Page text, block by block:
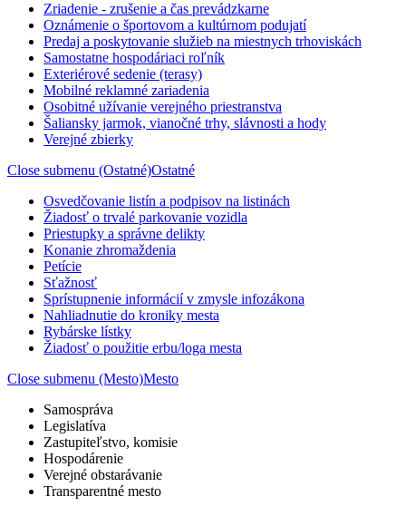
Zriadenie - zrušenie a čas prevádzkarne
Oznámenie o športovom a kultúrnom podujatí
Predaj a poskytovanie služieb na miestnych trhoviskách
Samostatne hospodáriaci roľník
Exteriérové sedenie (terasy)
Mobilné reklamné zariadenia
Osobitné užívanie verejného priestranstva
Šaliansky jarmok, vianočné trhy, slávnosti a hody
Verejné zbierky
Close submenu (Ostatné)Ostatné
Osvedčovanie listín a podpisov na listinách
Žiadosť o trvalé parkovanie vozidla
Priestupky a správne delikty
Konanie zhromaždenia
Petície
Sťažnosť
Sprístupnenie informácií v zmysle infozákona
Nahliadnutie do kroniky mesta
Rybárske lístky
Žiadosť o použitie erbu/loga mesta
Close submenu (Mesto)Mesto
Samospráva
Legislatíva
Zastupiteľstvo, komisie
Hospodárenie
Verejné obstarávanie
Transparentné mesto